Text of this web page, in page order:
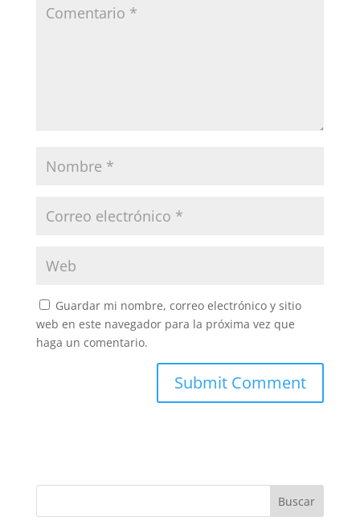
Guardar mi nombre, correo electrónico y sitio
web en este navegador para la próxima vez que
haga un comentario.
Buscar